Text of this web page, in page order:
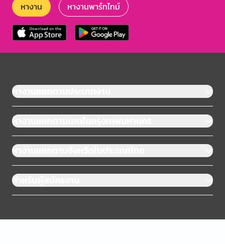
หางาน หางานพาร์ทไทม์
หางานแยกตามประเภทงาน
หางานแยกตามเขตในกรุงเทพมหานคร
หางานแยกตามจังหวัดในประเทศไทย
สำหรับผู้สมัครงาน